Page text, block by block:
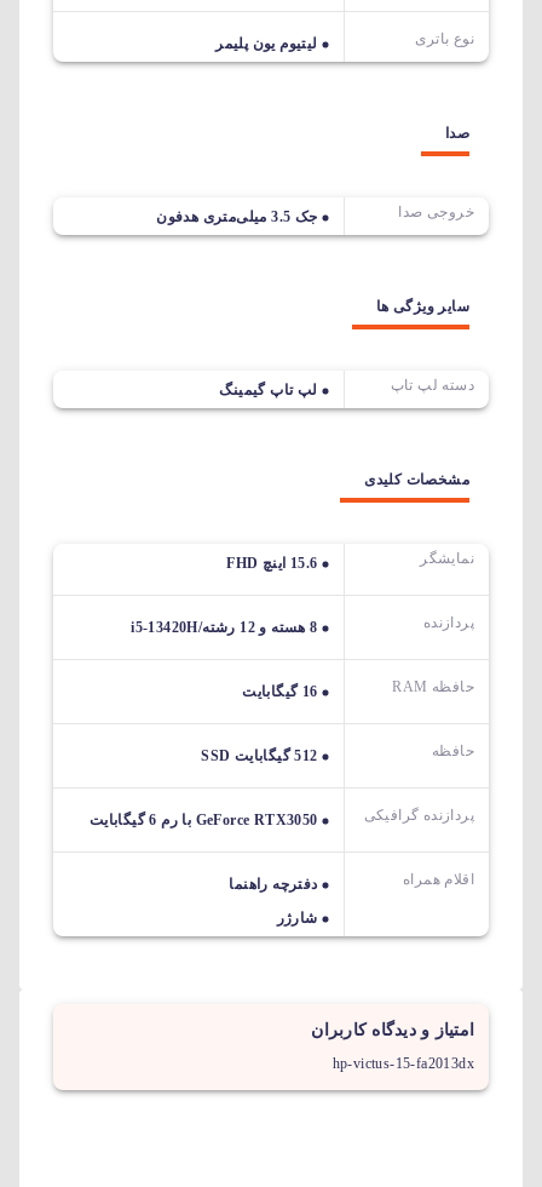
نوع باتری لیتیوم یون پلیمر
صدا
خروجی صدا جک 3.5 میلی‌متری هدفون
سایر ویژگی ها
دسته لپ تاپ لپ تاپ گیمینگ
مشخصات کلیدی
نمایشگر 15.6 اینچ FHD
پردازنده 8 هسته و 12 رشته/i5-13420H
حافظه RAM 16 گیگابایت
حافظه 512 گیگابایت SSD
پردازنده گرافیکی GeForce RTX3050 با رم 6 گیگابایت
اقلام همراه
دفترچه راهنما
شارژر
امتیاز و دیدگاه کاربران
hp-victus-15-fa2013dx